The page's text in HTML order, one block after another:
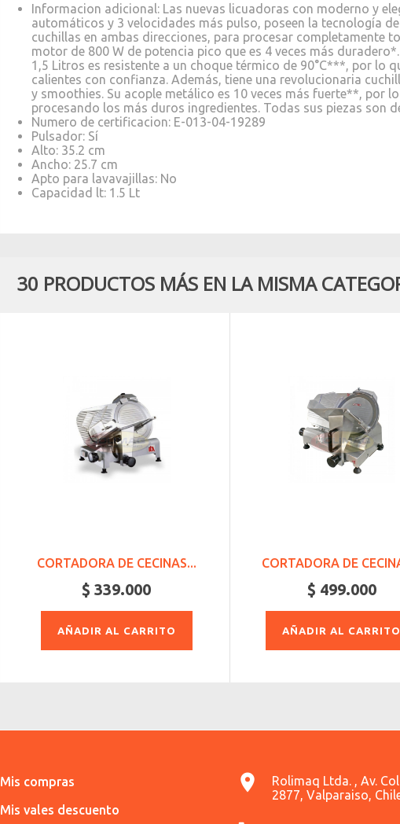
Informacion adicional: Las nuevas licuadoras con moderno y
automáticos y 3 velocidades más pulso, poseen la tecnología
cuchillas en ambas direcciones, para procesar completamente
motor de 800 W de potencia pico que es 4 veces más
1,5 Litros es resistente a un choque térmico de 90°C***, por lo
calientes con confianza. Además, tiene una revolucionaria
y smoothies. Su acople metálico es 10 veces más fuerte**, por
procesando los más duros ingredientes. Todas sus piezas son
Numero de certificacion: E-013-04-19289
Pulsador: Sí
Alto: 35.2 cm
Ancho: 25.7 cm
Apto para lavavajillas: No
Capacidad lt: 1.5 Lt
30 PRODUCTOS MÁS EN LA MISMA
CORTADORA DE CECINAS...
$ 339.000
AÑADIR AL CARRITO
CORTADORA DE
$ 499.000
AÑADIR AL
Mis compras
Mis vales descuento
Rolimaq Ltda. , Av.
2877, Valparaiso,